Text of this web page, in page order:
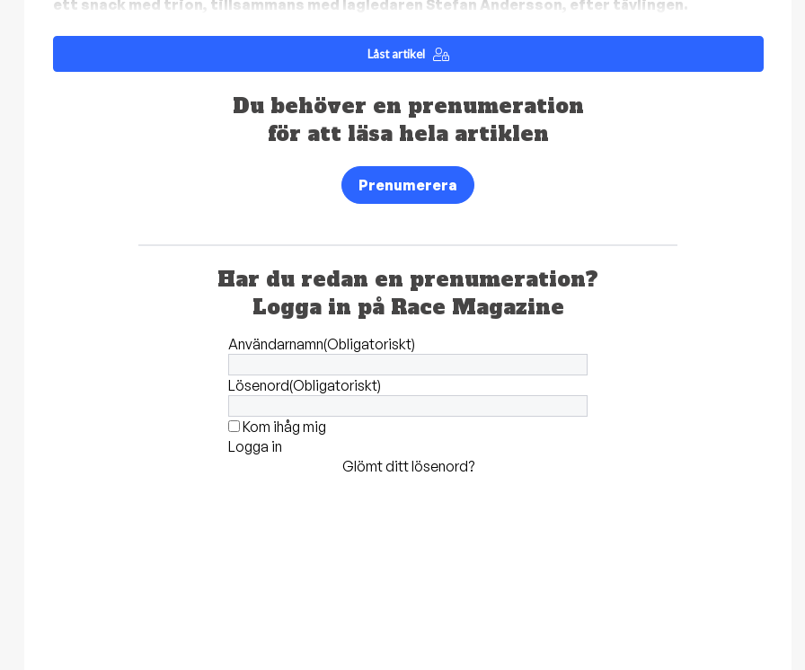
ett snack med trion, tillsammans med lagledaren Stefan Andersson, efter tävlingen.
Låst artikel
Du behöver en prenumeration
för att läsa hela artiklen
Prenumerera
Har du redan en prenumeration?
Logga in på Race Magazine
Användarnamn(Obligatoriskt)
Lösenord(Obligatoriskt)
Kom ihåg mig
Logga in
Glömt ditt lösenord?